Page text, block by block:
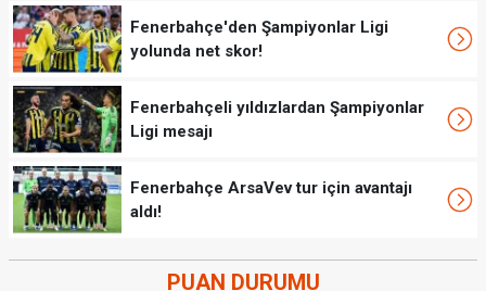
Fenerbahçe'den Şampiyonlar Ligi
yolunda net skor!
Fenerbahçeli yıldızlardan Şampiyonlar
Ligi mesajı
Fenerbahçe ArsaVev tur için avantajı
aldı!
PUAN DURUMU